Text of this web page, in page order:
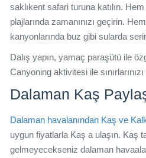
saklıkent safari turuna katılın.
plajlarında zamanınızı geçirin.
kanyonlarında buz gibi sularda
Dalış yapın, yamaç paraşütü ile
Canyoning aktivitesi ile
Dalaman Kaş
Dalaman havalanından Kaş ve
uygun fiyatlarla Kaş a ulaşın. Kaş
gelmeyecekseniz dalaman